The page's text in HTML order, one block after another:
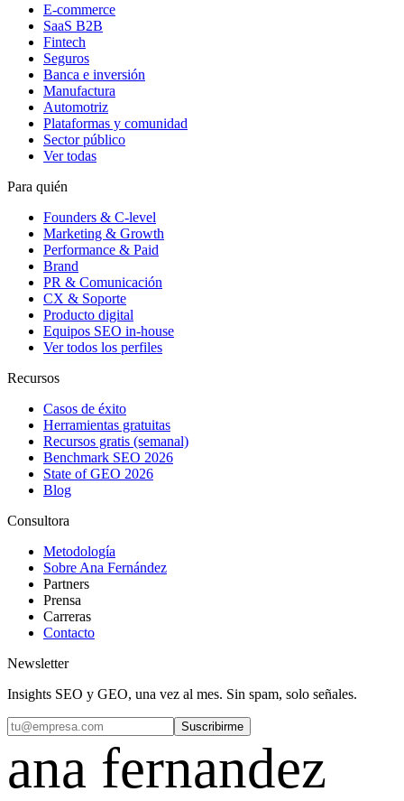
E-commerce
SaaS B2B
Fintech
Seguros
Banca e inversión
Manufactura
Automotriz
Plataformas y comunidad
Sector público
Ver todas
Para quién
Founders & C-level
Marketing & Growth
Performance & Paid
Brand
PR & Comunicación
CX & Soporte
Producto digital
Equipos SEO in-house
Ver todos los perfiles
Recursos
Casos de éxito
Herramientas gratuitas
Recursos gratis (semanal)
Benchmark SEO 2026
State of GEO 2026
Blog
Consultora
Metodología
Sobre Ana Fernández
Partners
Prensa
Carreras
Contacto
Newsletter
Insights SEO y GEO, una vez al mes. Sin spam, solo señales.
Suscribirme
ana fernandez